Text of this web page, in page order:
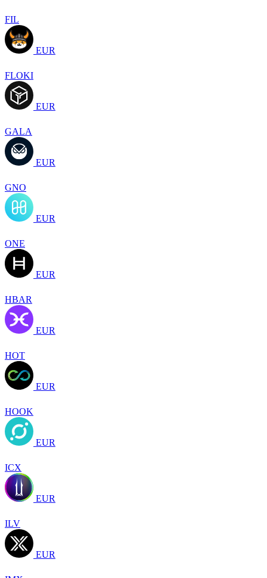
FIL
EUR
FLOKI
EUR
GALA
EUR
GNO
EUR
ONE
EUR
HBAR
EUR
HOT
EUR
HOOK
EUR
ICX
EUR
ILV
EUR